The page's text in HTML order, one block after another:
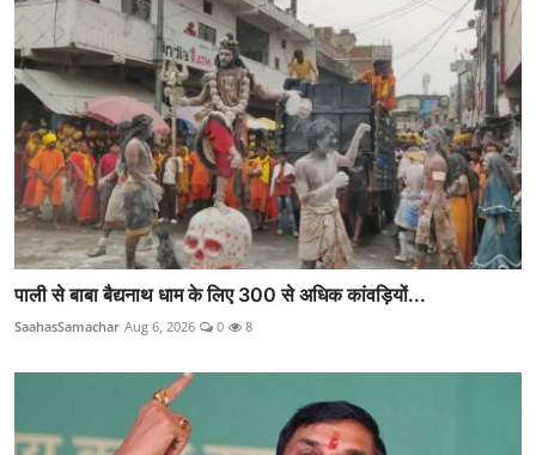
पाली से बाबा बैद्यनाथ धाम के लिए 300 से अधिक कांवड़ियों...
SaahasSamachar Aug 6, 2026 0 8